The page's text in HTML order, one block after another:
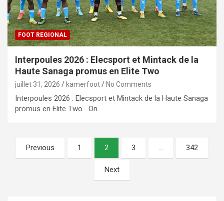
FOOT REGIONAL
Interpoules 2026 : Elecsport et Mintack de la
Haute Sanaga promus en Elite Two
juillet 31, 2026 kamerfoot No Comments
Interpoules 2026 : Elecsport et Mintack de la Haute Sanaga
promus en Elite Two On…
Pagination
des
Previous 1 2 3 … 342
Next